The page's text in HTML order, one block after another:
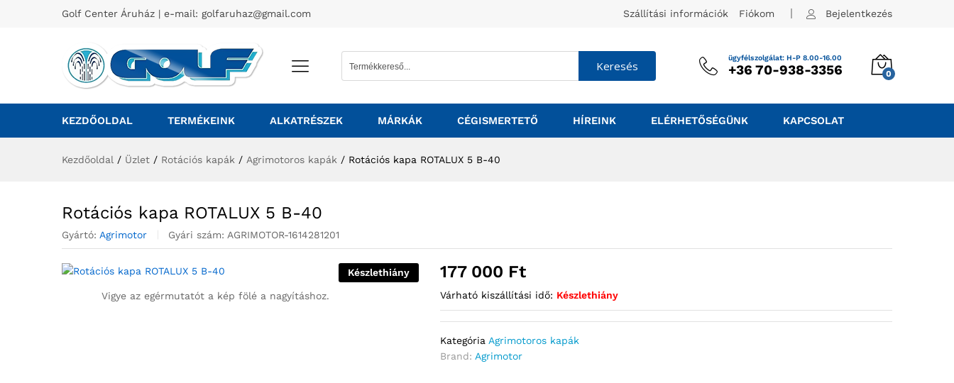
Golf Center Áruház | e-mail: golfaruhaz@gmail.com Szállítási információk Fiókom Bejelentkezés
Keresés
ügyfélszolgálat: H-P 8.00-16.00
+36 70-938-3356 0
KEZDŐOLDAL TERMÉKEINK ALKATRÉSZEK MÁRKÁK CÉGISMERTETŐ HÍREINK ELÉRHETŐSÉGÜNK KAPCSOLAT
Kezdőoldal / Üzlet / Rotációs kapák / Agrimotoros kapák / Rotációs kapa ROTALUX 5 B-40
Rotációs kapa ROTALUX 5 B-40
Gyártó: Agrimotor Gyári szám: AGRIMOTOR-1614281201
Készlethiány
Vigye az egérmutatót a kép fölé a nagyításhoz.
177 000 Ft
Várható kiszállítási idő: Készlethiány
Kategória Agrimotoros kapák
Brand: Agrimotor